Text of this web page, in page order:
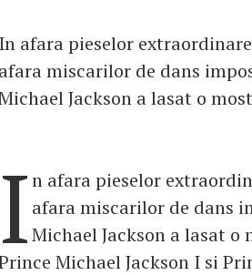
In afara pieselor
afara miscarilor de dans
Jackson a lasat o
In afara pieselor
afara miscarilor de dans
Michael Jackson a lasat
Michael Jackson I si